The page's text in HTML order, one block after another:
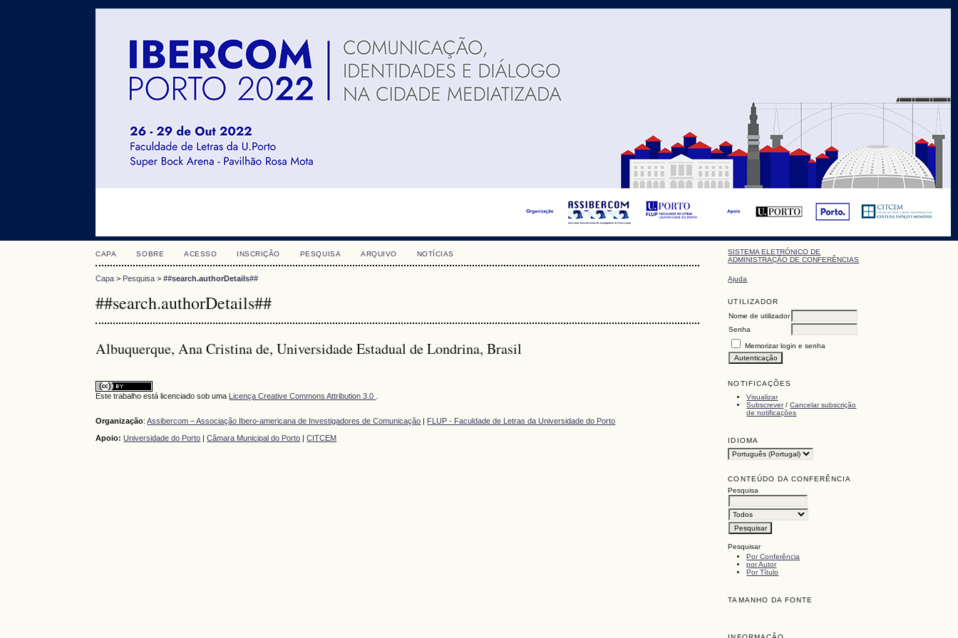
SISTEMA ELETRÓNICO DE
ADMINISTRAÇÃO DE CONFERÊNCIAS
Ajuda
UTILIZADOR
Nome de utilizador
Senha
Memorizar login e senha
NOTIFICAÇÕES
Visualizar
Subscrever/Cancelar subscrição
de notificações
IDIOMA
CONTEÚDO DA CONFERÊNCIA
Pesquisa
Pesquisar
Por Conferência
por Autor
Por Título
TAMANHO DA FONTE
CAPA SOBRE ACESSO INSCRIÇÃO PESQUISA ARQUIVO NOTÍCIAS
Capa > Pesquisa >##search.authorDetails##
##search.authorDetails##
Albuquerque, Ana Cristina de, Universidade Estadual de Londrina, Brasil
Este trabalho está licenciado sob uma Licença Creative Commons Attribution 3.0
Organização:Assibercom – Associação Ibero-americana de Investigadores de Comunicação
FLUP - Faculdade de Letras da Universidade do Porto
Apoio: Universidade do Porto |Câmara Municipal do Porto |CITCEM